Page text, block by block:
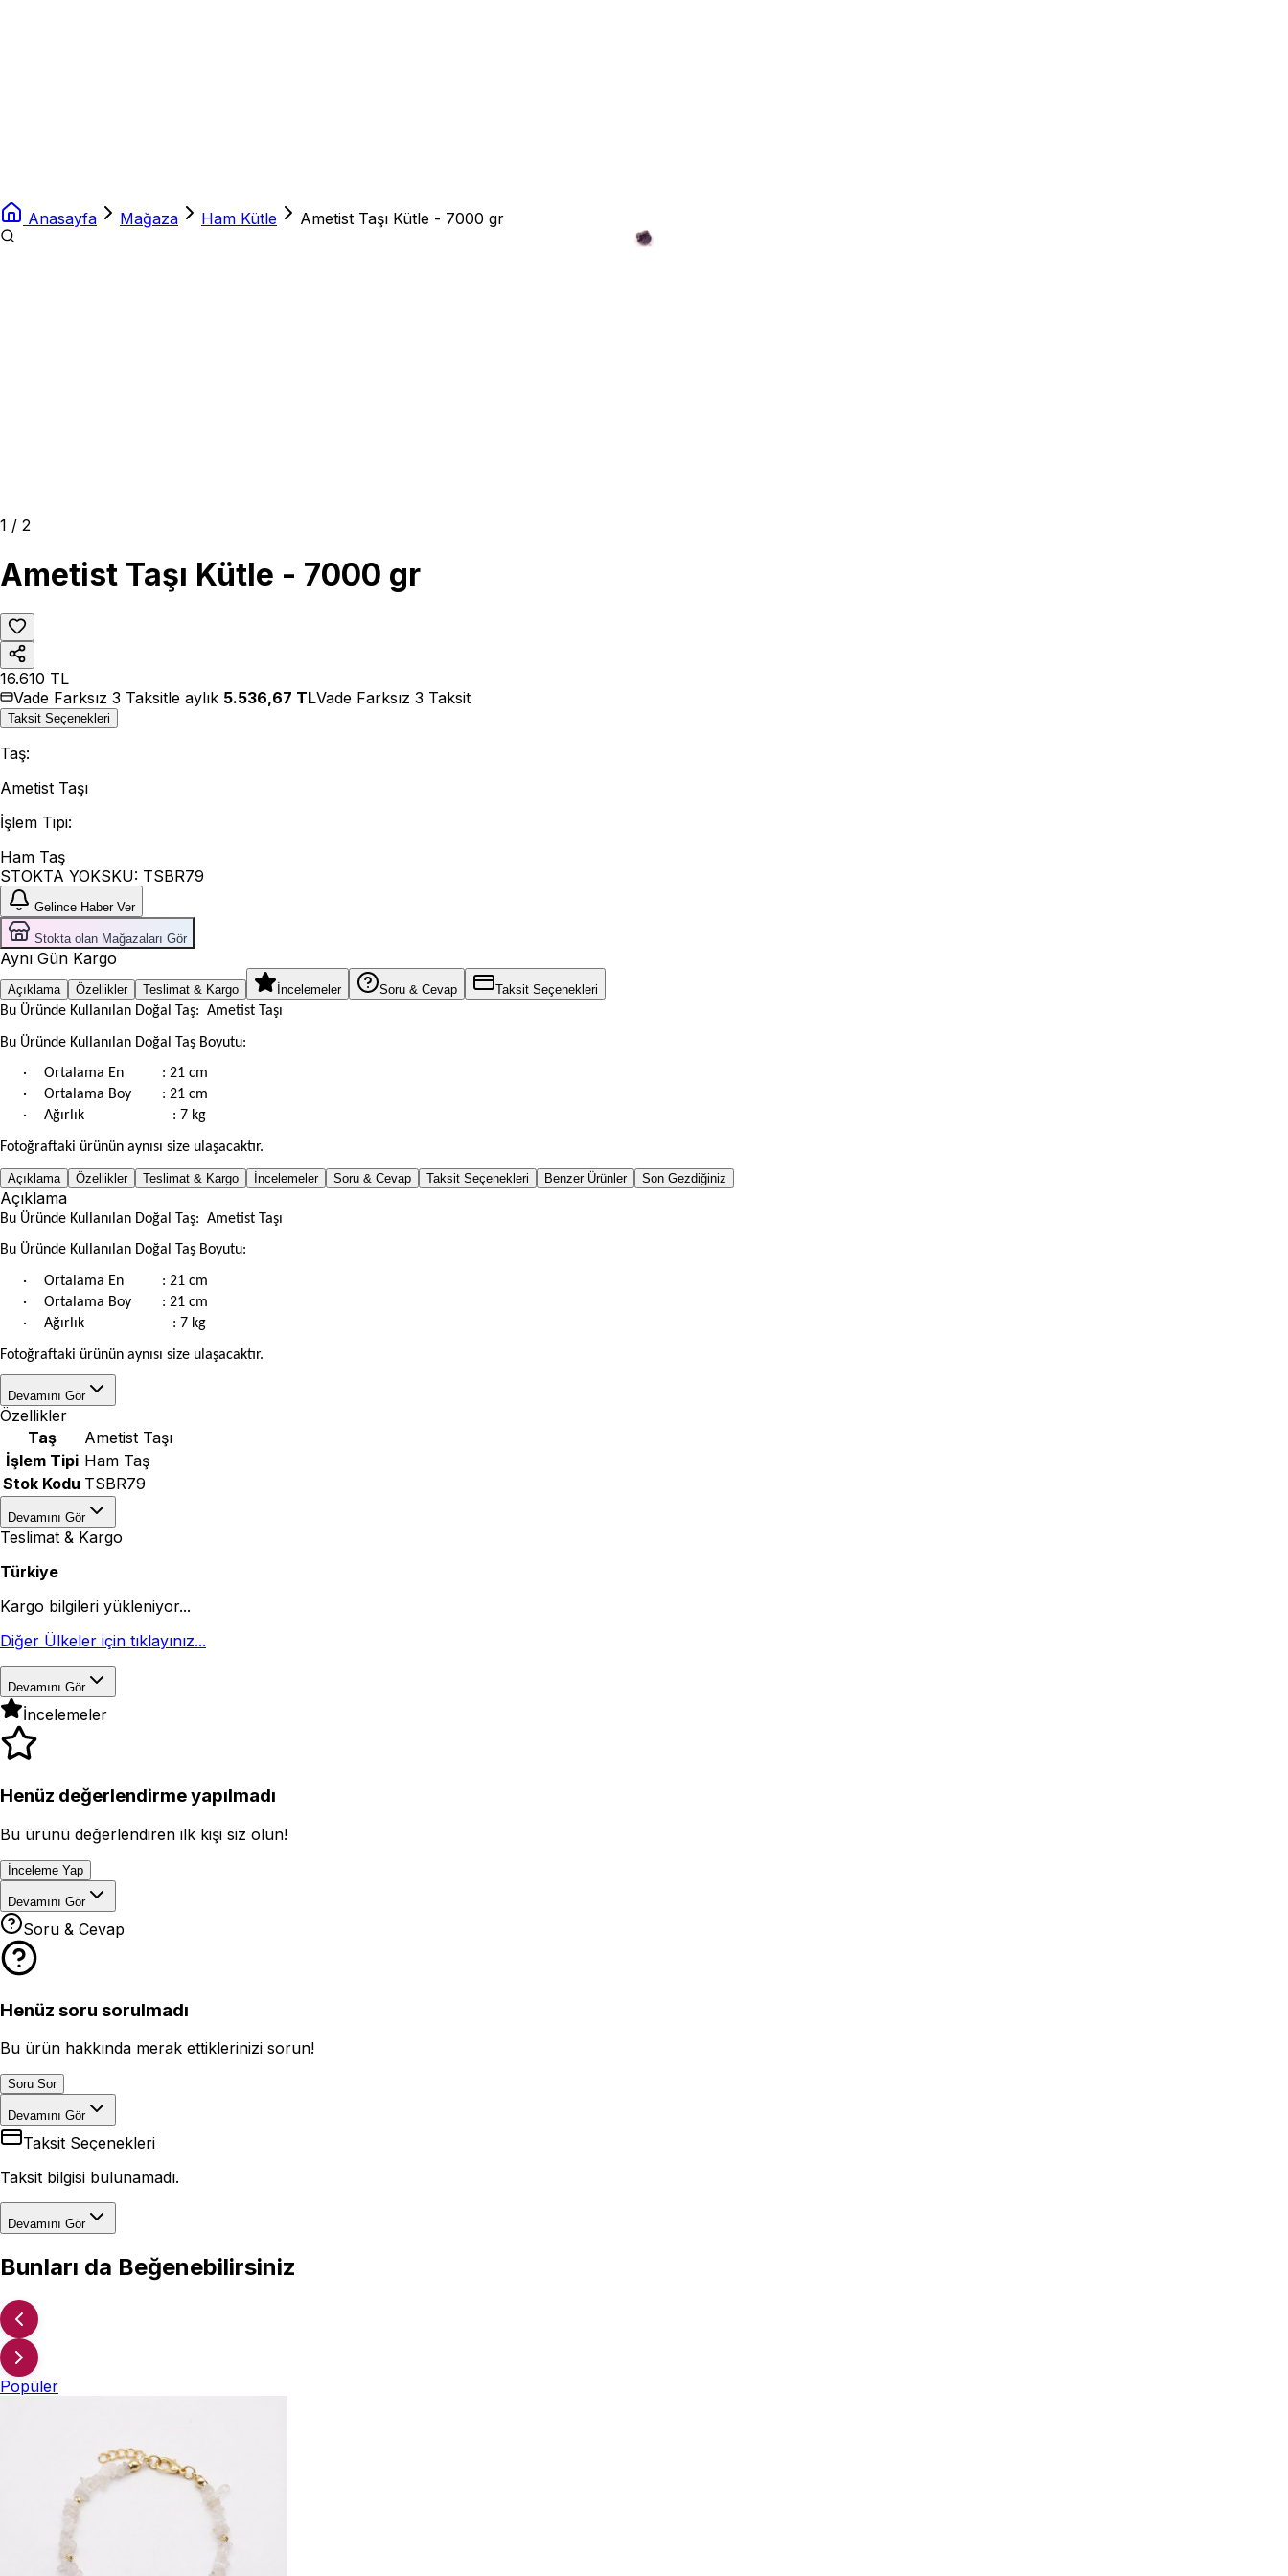
Anasayfa Mağaza Ham Kütle Ametist Taşı Kütle - 7000 gr
1 / 2
Ametist Taşı Kütle - 7000 gr
16.610 TL
Vade Farksız 3 Taksitle aylık 5.536,67 TLVade Farksız 3 Taksit
Taksit Seçenekleri
Taş:
Ametist Taşı
İşlem Tipi:
Ham Taş
STOKTA YOKSKU: TSBR79
Gelince Haber Ver
Stokta olan Mağazaları Gör
Aynı Gün Kargo
Açıklama Özellikler Teslimat & Kargo İncelemeler Soru & Cevap Taksit Seçenekleri
Bu Üründe Kullanılan Doğal Taş: Ametist Taşı
Bu Üründe Kullanılan Doğal Taş Boyutu:
· Ortalama En
: 21 cm
·
Ortalama Boy : 21 cm
·
Ağırlık : 7 kg
Fotoğraftaki ürünün aynısı size ulaşacaktır.
Açıklama Özellikler Teslimat & Kargo İncelemeler Soru & Cevap Taksit Seçenekleri Benzer Ürünler Son Gezdiğiniz
Açıklama
Bu Üründe Kullanılan Doğal Taş: Ametist Taşı
Bu Üründe Kullanılan Doğal Taş Boyutu:
· Ortalama En
: 21 cm
·
Ortalama Boy : 21 cm
·
Ağırlık : 7 kg
Fotoğraftaki ürünün aynısı size ulaşacaktır.
Devamını Gör
Özellikler
Taş
Ametist Taşı
İşlem Tipi Ham Taş
Stok Kodu TSBR79
Devamını Gör
Teslimat & Kargo
Türkiye
Kargo bilgileri yükleniyor...
Diğer Ülkeler için tıklayınız...
Devamını Gör
İncelemeler
Henüz değerlendirme yapılmadı
Bu ürünü değerlendiren ilk kişi siz olun!
İnceleme Yap
Devamını Gör
Soru & Cevap
Henüz soru sorulmadı
Bu ürün hakkında merak ettiklerinizi sorun!
Soru Sor
Devamını Gör
Taksit Seçenekleri
Taksit bilgisi bulunamadı.
Devamını Gör
Bunları da Beğenebilirsiniz
Popüler